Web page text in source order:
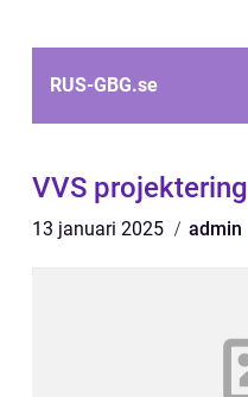
RUS-GBG.se
VVS projektering
13 januari 2025 admin